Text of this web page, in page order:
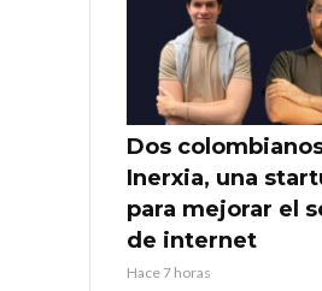
Dos
Inerxia, una
para mejorar el
de internet
Hace 7 horas